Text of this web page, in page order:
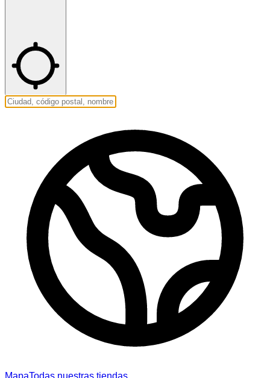
MapaTodas nuestras tiendas